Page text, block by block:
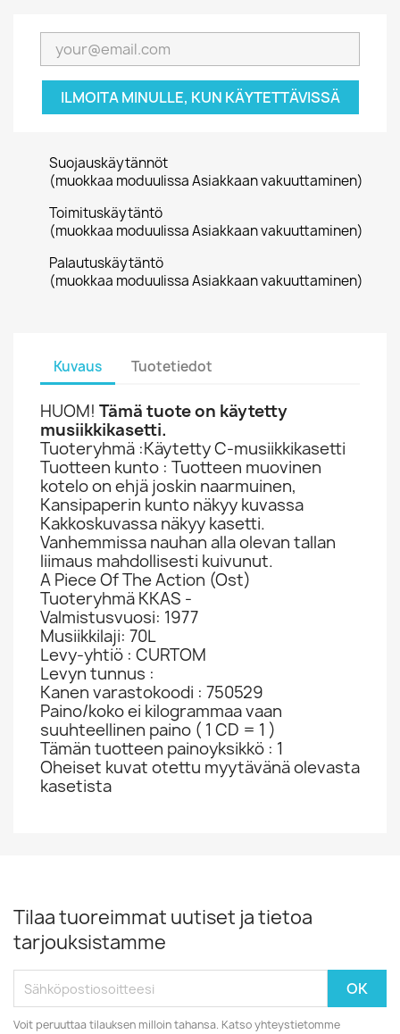
ILMOITA MINULLE, KUN KÄYTETTÄVISSÄ
Suojauskäytännöt
(muokkaa moduulissa Asiakkaan vakuuttaminen)
Toimituskäytäntö
(muokkaa moduulissa Asiakkaan vakuuttaminen)
Palautuskäytäntö
(muokkaa moduulissa Asiakkaan vakuuttaminen)
Kuvaus Tuotetiedot
HUOM! Tämä tuote on käytetty
musiikkikasetti.
Tuoteryhmä :Käytetty C-musiikkikasetti
Tuotteen kunto : Tuotteen muovinen
kotelo on ehjä joskin naarmuinen,
Kansipaperin kunto näkyy kuvassa
Kakkoskuvassa näkyy kasetti.
Vanhemmissa nauhan alla olevan tallan
liimaus mahdollisesti kuivunut.
A Piece Of The Action (Ost)
Tuoteryhmä KKAS -
Valmistusvuosi: 1977
Musiikkilaji: 70L
Levy-yhtiö : CURTOM
Levyn tunnus :
Kanen varastokoodi : 750529
Paino/koko ei kilogrammaa vaan
suuhteellinen paino ( 1 CD = 1 )
Tämän tuotteen painoyksikkö : 1
Oheiset kuvat otettu myytävänä olevasta
kasetista
Tilaa tuoreimmat uutiset ja tietoa
tarjouksistamme
Voit peruuttaa tilauksen milloin tahansa. Katso yhteystietomme